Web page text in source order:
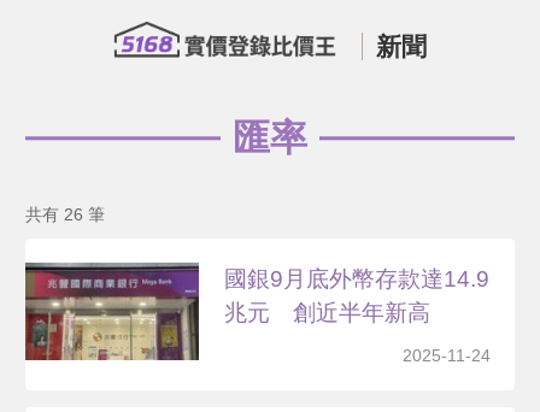
新聞
匯率
共有 26 筆
國銀9月底外幣存款達14.9
兆元 創近半年新高
2025-11-24